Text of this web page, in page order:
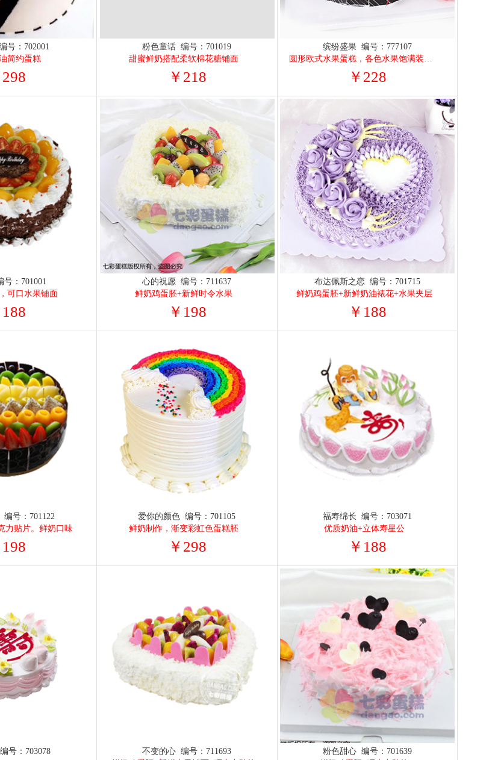
号：702001
简约蛋糕
298
粉色童话 编号：701019
甜蜜鲜奶搭配柔软棉花糖铺面
￥218
缤纷盛果 编号：777107
圆形欧式水果蛋糕，各色水果饱满装饰，纯手
￥228
：701001
可口水果铺面
188
心的祝愿 编号：711637
鲜奶鸡蛋胚+新鲜时令水果
￥198
布达佩斯之恋 编号：701715
鲜奶鸡蛋胚+新鲜奶油裱花+水果夹层
￥188
号：701122
力贴片。鲜奶口味
198
爱你的颜色 编号：701105
鲜奶制作，渐变彩虹色蛋糕胚
￥298
福寿绵长 编号：703071
优质奶油+立体寿星公
￥188
号：703078
不变的心 编号：711693
粉色甜心 编号：701639